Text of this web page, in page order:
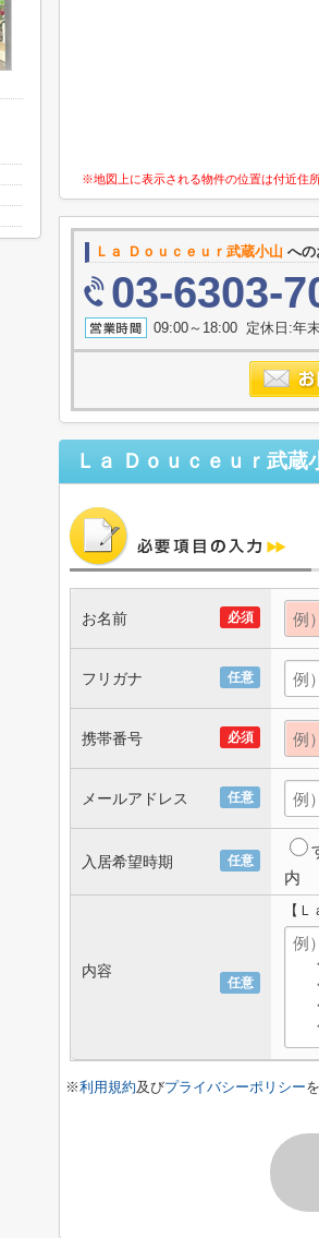
※地図上に表示される物件の位置は付近住
Ｌａ Ｄｏｕｃｅｕｒ武蔵小山 への
03-6303-
09:00～18:00 定休日:年
Ｌａ Ｄｏｕｃｅｕｒ武蔵
必須
お名前
任意
フリガナ
必須
携帯番号
任意
メールアドレス
任意
入居希望時期
内
任意
内容
【
※利用規約及びプライバシーポリシー